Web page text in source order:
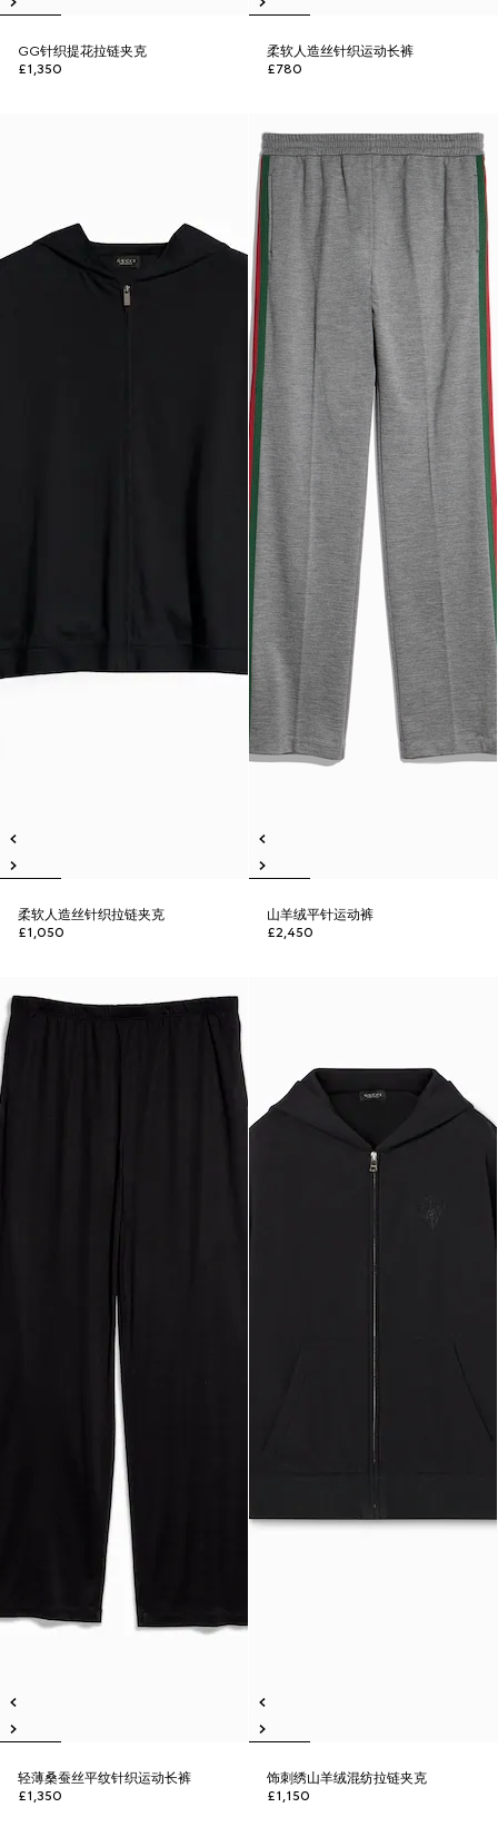
GG针织提花拉链夹克
£1,350
柔软人造丝针织运动长裤
£780
柔软人造丝针织拉链夹克
£1,050
山羊绒平针运动裤
£2,450
轻薄桑蚕丝平纹针织运动长裤
£1,350
饰刺绣山羊绒混纺拉链夹克
£1,150